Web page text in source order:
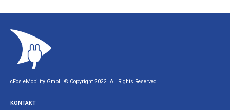
cFos eMobility GmbH © Copyright 2022. All Rights Reserved.
KONTAKT